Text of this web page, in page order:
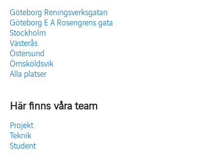
Göteborg Reningsverksgatan
Göteborg E A Rosengrens gata
Stockholm
Västerås
Östersund
Örnsköldsvik
Alla platser
Här finns våra team
Projekt
Teknik
Student